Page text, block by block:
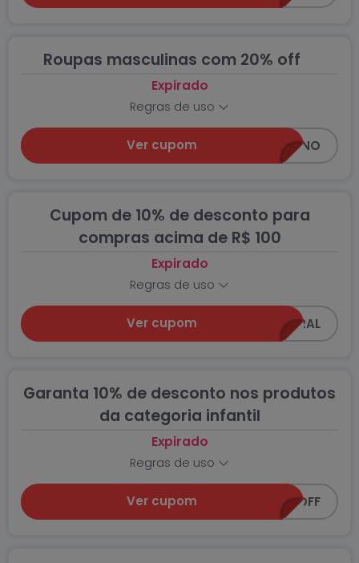
Roupas masculinas com 20% off
Expirado
Regras de uso
Ver cupom 20OFF-MASCULINO
Cupom de 10% de desconto para
compras acima de R$ 100
Expirado
Regras de uso
Ver cupom C0218-GERAL
Garanta 10% de desconto nos produtos
da categoria infantil
Expirado
Regras de uso
Ver cupom SUPER-10OFF